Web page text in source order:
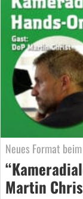
Neues Format
Martin